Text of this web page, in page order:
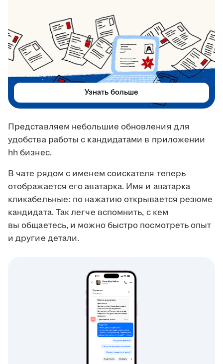
Представляем небольшие обновления для
удобства работы с кандидатами в приложении
hh бизнес.
В чате рядом с именем соискателя теперь
отображается его аватарка. Имя и аватарка
кликабельные: по нажатию открывается резюме
кандидата. Так легче вспомнить, с кем
вы общаетесь, и можно быстро посмотреть опыт
и другие детали.
Узнать больше